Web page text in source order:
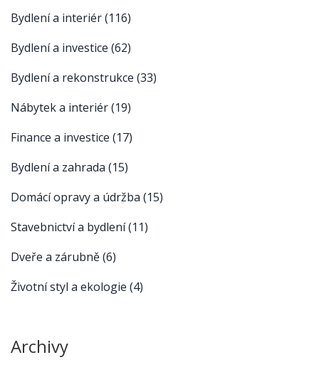
Bydlení a interiér(116)
Bydlení a investice (62)
Bydlení a rekonstrukce (33)
Nábytek a interiér(19)
Finance a investice (17)
Bydlení a zahrada (15)
Domácí opravy a údržba (15)
Stavebnictví a bydlení(11)
Dveře a zárubně(6)
Životní styl a ekologie (4)
Archivy